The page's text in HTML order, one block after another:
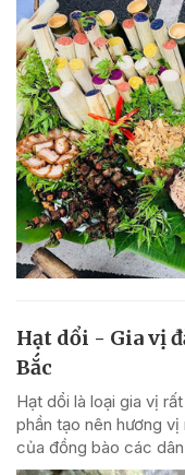
Hạt dổi - Gia vị
Bắc
Hạt dổi là loại gia vị
phần tạo nên hương
của đồng bào các